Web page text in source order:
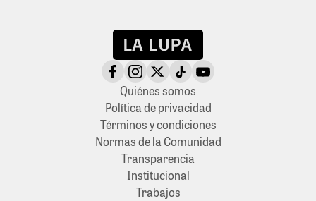
Quiénes somos
Política de privacidad
Términos y condiciones
Normas de la Comunidad
Transparencia
Institucional
Trabajos